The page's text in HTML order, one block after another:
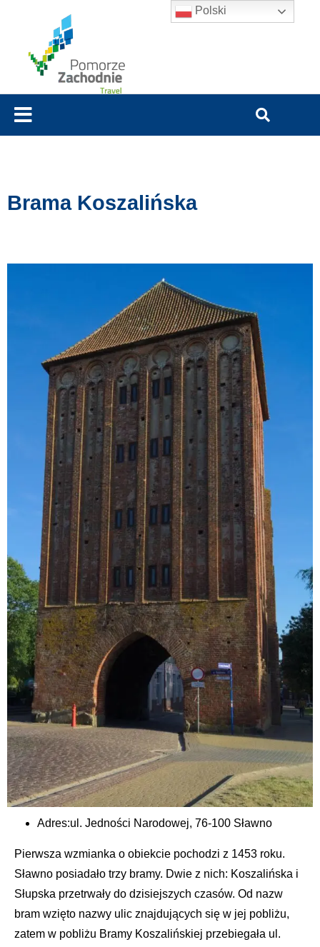
Brama Koszalińska
Adres:ul. Jedności Narodowej, 76-100 Sławno
Pierwsza wzmianka o obiekcie pochodzi z 1453 roku.
Sławno posiadało trzy bramy. Dwie z nich: Koszalińska i
Słupska przetrwały do dzisiejszych czasów. Od nazw
bram wzięto nazwy ulic znajdujących się w jej pobliżu,
zatem w pobliżu Bramy Koszalińskiej przebiegała ul.
Polski